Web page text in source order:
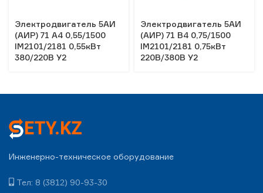
Электродвигатель 5АИ
(АИР) 71 А4 0,55/1500
IM2101/2181 0,55кВт
380/220В У2
Электродвигатель 5АИ
(АИР) 71 В4 0,75/1500
IM2101/2181 0,75кВт
220В/380В У2
Инженерно-техническое оборудование
Тел: 8 (3812) 90-93-30